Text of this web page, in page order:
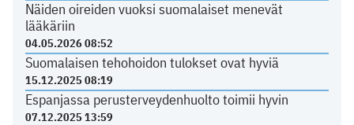
Näiden oireiden vuoksi suomalaiset menevät
lääkäriin
04.05.2026 08:52
Suomalaisen tehohoidon tulokset ovat hyviä
15.12.2025 08:19
Espanjassa perusterveydenhuolto toimii hyvin
07.12.2025 13:59